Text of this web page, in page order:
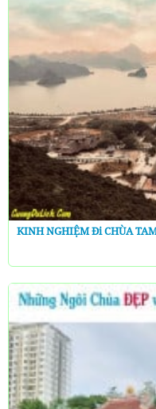
KINH NGHIỆM Đi CHÙA